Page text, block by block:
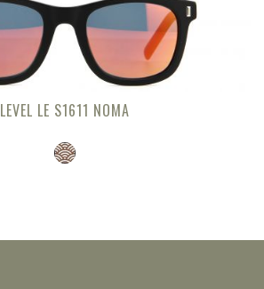
LEVEL LE S1611 NOMA